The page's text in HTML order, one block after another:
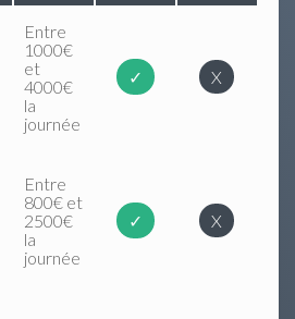
Entre
1000€
et
4000€
la
journée
✓ X
Entre
800€ et
2500€
la
journée
✓ X